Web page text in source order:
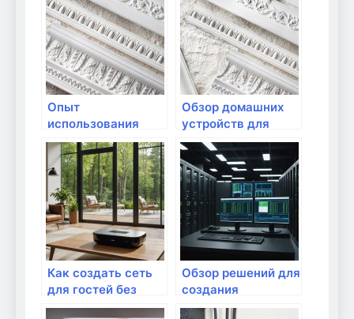
Опыт
использования
общественного Wi-
Fi: что нужно
знать?
Обзор домашних
устройств для
удаленного
доступа
Как создать сеть
для гостей без
доступа к
Обзор решений для
создания
безопасной сети